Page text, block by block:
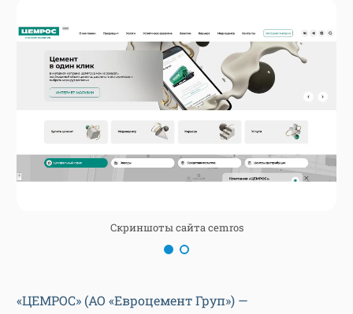
Скриншоты сайта cemros
«ЦЕМРОС» (АО «Евроцемент Груп») —